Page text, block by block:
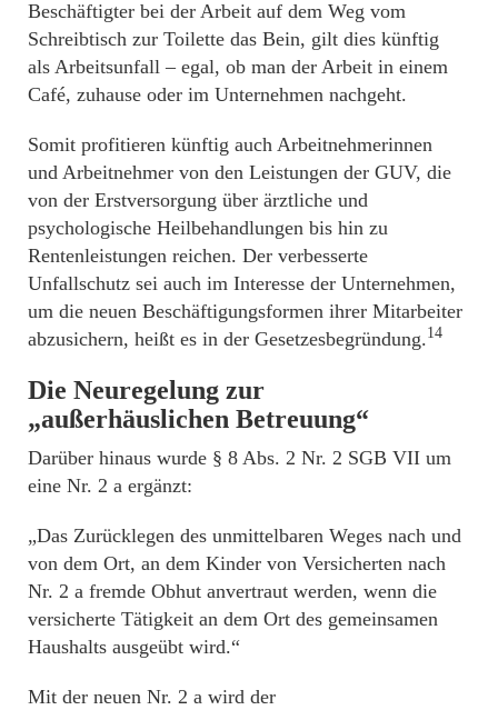
Beschäftigter bei der Arbeit auf dem Weg vom
Schreibtisch zur Toilette das Bein, gilt dies künftig
als Arbeitsunfall – egal, ob man der Arbeit in einem
Café, zuhause oder im Unternehmen nachgeht.
Somit profitieren künftig auch Arbeitnehmerinnen
und Arbeitnehmer von den Leistungen der GUV, die
von der Erstversorgung über ärztliche und
psychologische Heilbehandlungen bis hin zu
Rentenleistungen reichen. Der verbesserte
Unfallschutz sei auch im Interesse der Unternehmen,
um die neuen Beschäftigungsformen ihrer Mitarbeiter
abzusichern, heißt es in der Gesetzesbegründung.14
Die Neuregelung zur
„außerhäuslichen Betreuung“
Darüber hinaus wurde § 8 Abs. 2 Nr. 2 SGB VII um
eine Nr. 2 a ergänzt:
„Das Zurücklegen des unmittelbaren Weges nach und
von dem Ort, an dem Kinder von Versicherten nach
Nr. 2 a fremde Obhut anvertraut werden, wenn die
versicherte Tätigkeit an dem Ort des gemeinsamen
Haushalts ausgeübt wird.“
Mit der neuen Nr. 2 a wird der